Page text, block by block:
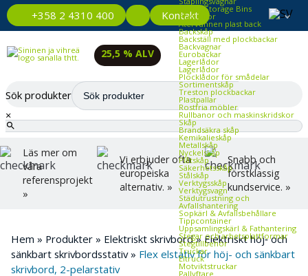
+358 2 4310 400 KontaktPlastic Storage Bins
Plastlådor
Återvunnen plast back
Backskåp
Backställ med plockbackar
Backvagnar
Eurobackar
Lagerlådor
Lagerlådor
Plocklådor för smådelar
Sortimentskåp
Treston plockbackar
Plastpallar
Rostfria möbler
Rullbanor och maskinskridskor
Skåp
Brandsäkra skåp
Kemikalieskåp
Metallskåp
Nyckelskåp
Plåtskåp
Säkerhetsskåp
Stålskåp
Verktygsskåp
Verktygsvagn
Städutrustning och
Avfallshantering
Sopkärl & Avfallsbehållare
Tippcontainer
Uppsamlingskärl & Fathantering
Stegar och arbetsplattformar
Stegtillbehör
Truckar
Eltruck
Motviktstruckar
Pallyftare
25,5 % ALV
Sök produkter
×
Läs mer om
våra
referensprojekt
»
Vi erbjuder ofta
europeiska
alternativ. »
Snabb och
förstklassig
kundservice. »
Hem » Produkter » Elektriskt skrivbord»Elektriskt höj‑ och
sänkbart skrivbordsstativ» Flex elstativ för höj- och sänkbart
skrivbord, 2-pelarstativ